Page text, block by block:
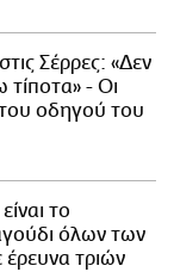
Σέρρες: «Δεν
- Οι
οδηγού του
το
όλων των
έρευνα τριών